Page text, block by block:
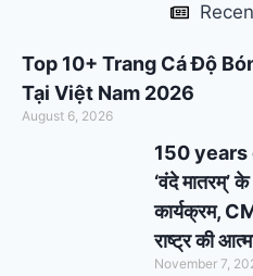
Top 10+ Trang Cá Độ
Tại Việt Nam 2026
August 6, 2026
150 years
‘वंदे मातरम्’
कार्यक्रम,
राष्ट्र की
November 7,